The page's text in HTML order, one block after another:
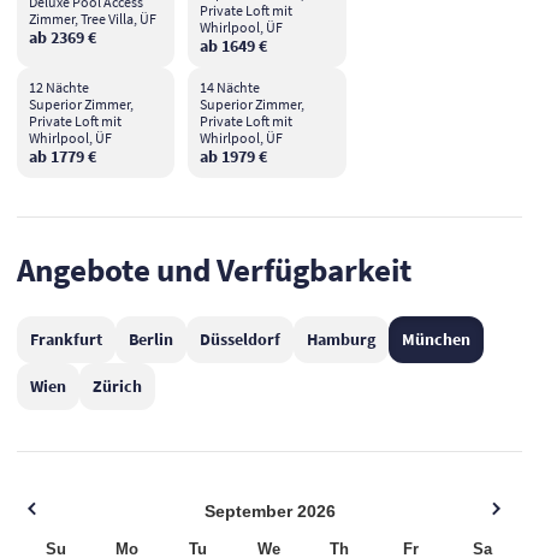
Zimmer, Tree Villa, ÜF
ab 2369 €
Private Loft mit
Whirlpool, ÜF
ab 1649 €
12 Nächte
Superior Zimmer,
Private Loft mit
Whirlpool, ÜF
ab 1779 €
14 Nächte
Superior Zimmer,
Private Loft mit
Whirlpool, ÜF
ab 1979 €
Angebote und Verfügbarkeit
Frankfurt Berlin Düsseldorf Hamburg München
Wien Zürich
September 2026
Su Mo Tu We Th Fr Sa